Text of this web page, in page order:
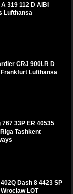
319 112 D AIBI
Lufthansa
CRJ 900LR D
Frankfurt Lufthansa
33P ER 40535
Tashkent
Dash 8 4423 SP
LOT